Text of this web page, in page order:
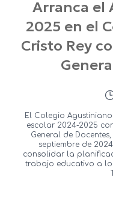
Arranca el
2025 en el
Cristo Rey
El Colegio
escolar 2024-2025
General de
septiembre de
consolidar la
trabajo educativo a